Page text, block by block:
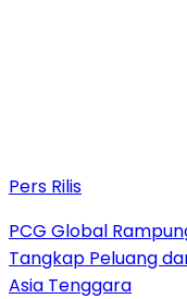
Pers Rilis
PCG Global
Tangkap Peluang
Asia Tenggara